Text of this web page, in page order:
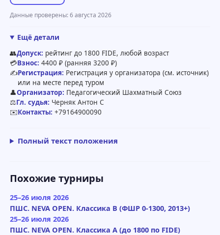
Данные проверены: 6 августа 2026
Ещё детали
👥Допуск: рейтинг до 1800 FIDE, любой возраст
💳Взнос: 4400 ₽ (ранняя 3200 ₽)
✍️Регистрация: Регистрация у организатора (см. источник)
или на месте перед туром
👤Организатор: Педагогический Шахматный Союз
⚖️Гл. судья: Черняк Антон С
✉️Контакты: +79164900090
Полный текст положения
Похожие турниры
25–26 июля 2026
ПШС. NEVA OPEN. Классика B (ФШР 0-1300, 2013+)
25–26 июля 2026
ПШС. NEVA OPEN. Классика A (до 1800 по FIDE)